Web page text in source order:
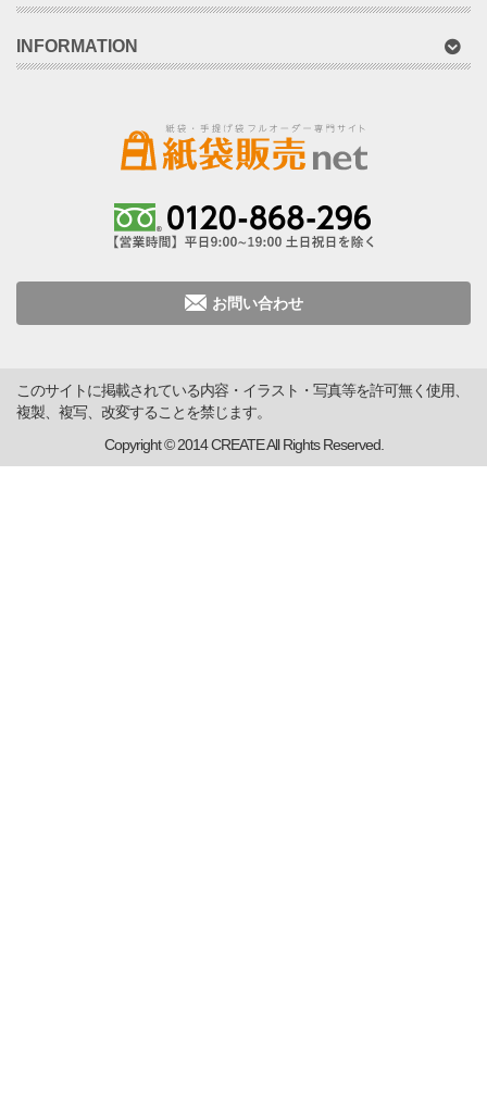
INFORMATION
お問い合わせ
このサイトに掲載されている内容・イラスト・写真等を許可無く使用、
複製、複写、改変することを禁じます。
Copyright © 2014 CREATE All Rights Reserved.